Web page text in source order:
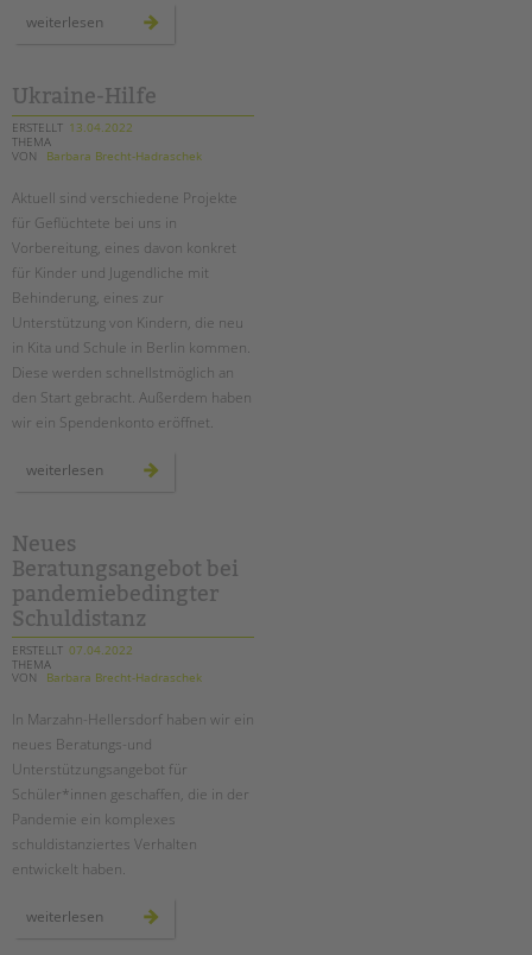
weiterlesen jubiläumsfest
steglitz-
zehlendorf
Ukraine-Hilfe
ERSTELLT 13.04.2022
THEMA
VON
Barbara Brecht-Hadraschek
Aktuell sind verschiedene Projekte
für Geflüchtete bei uns in
Vorbereitung, eines davon konkret
für Kinder und Jugendliche mit
Behinderung, eines zur
Unterstützung von Kindern, die neu
in Kita und Schule in Berlin kommen.
Diese werden schnellstmöglich an
den Start gebracht. Außerdem haben
wir ein Spendenkonto eröffnet.
weiterlesen ukraine-
Neues
Beratungsangebot bei
pandemiebedingter
Schuldistanz
ERSTELLT 07.04.2022
THEMA
VON
Barbara Brecht-Hadraschek
In Marzahn-Hellersdorf haben wir ein
neues Beratungs-und
Unterstützungsangebot für
Schüler*innen geschaffen, die in der
Pandemie ein komplexes
schuldistanziertes Verhalten
entwickelt haben.
weiterlesen
beratungsangebot